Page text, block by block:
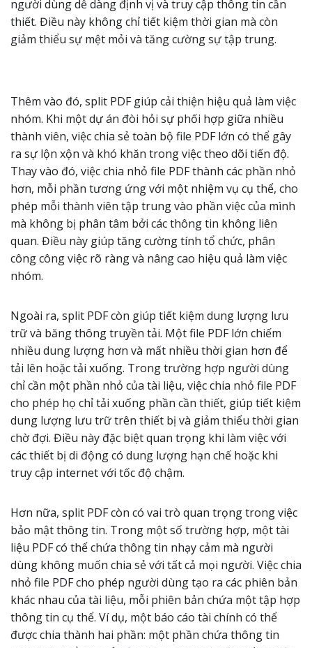
người dùng dễ dàng định vị và truy cập thông tin cần
thiết. Điều này không chỉ tiết kiệm thời gian mà còn
giảm thiểu sự mệt mỏi và tăng cường sự tập trung.
Thêm vào đó, split PDF giúp cải thiện hiệu quả làm việc
nhóm. Khi một dự án đòi hỏi sự phối hợp giữa nhiều
thành viên, việc chia sẻ toàn bộ file PDF lớn có thể gây
ra sự lộn xộn và khó khăn trong việc theo dõi tiến độ.
Thay vào đó, việc chia nhỏ file PDF thành các phần nhỏ
hơn, mỗi phần tương ứng với một nhiệm vụ cụ thể, cho
phép mỗi thành viên tập trung vào phần việc của mình
mà không bị phân tâm bởi các thông tin không liên
quan. Điều này giúp tăng cường tính tổ chức, phân
công công việc rõ ràng và nâng cao hiệu quả làm việc
nhóm.
Ngoài ra, split PDF còn giúp tiết kiệm dung lượng lưu
trữ và băng thông truyền tải. Một file PDF lớn chiếm
nhiều dung lượng hơn và mất nhiều thời gian hơn để
tải lên hoặc tải xuống. Trong trường hợp người dùng
chỉ cần một phần nhỏ của tài liệu, việc chia nhỏ file PDF
cho phép họ chỉ tải xuống phần cần thiết, giúp tiết kiệm
dung lượng lưu trữ trên thiết bị và giảm thiểu thời gian
chờ đợi. Điều này đặc biệt quan trọng khi làm việc với
các thiết bị di động có dung lượng hạn chế hoặc khi
truy cập internet với tốc độ chậm.
Hơn nữa, split PDF còn có vai trò quan trọng trong việc
bảo mật thông tin. Trong một số trường hợp, một tài
liệu PDF có thể chứa thông tin nhạy cảm mà người
dùng không muốn chia sẻ với tất cả mọi người. Việc chia
nhỏ file PDF cho phép người dùng tạo ra các phiên bản
khác nhau của tài liệu, mỗi phiên bản chứa một tập hợp
thông tin cụ thể. Ví dụ, một báo cáo tài chính có thể
được chia thành hai phần: một phần chứa thông tin